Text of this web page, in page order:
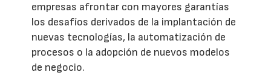
empresas afrontar con mayores garantías
los desafíos derivados de la implantación de
nuevas tecnologías, la automatización de
procesos o la adopción de nuevos modelos
de negocio.